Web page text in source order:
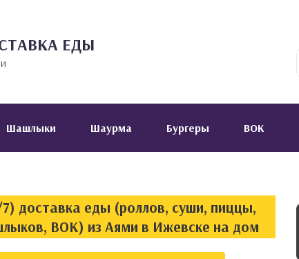
ЕДЫ
Шашлыки Шаурма Бургеры ВОК
доставка еды (роллов, суши, пиццы,
ВОК) из Аями в Ижевске на дом